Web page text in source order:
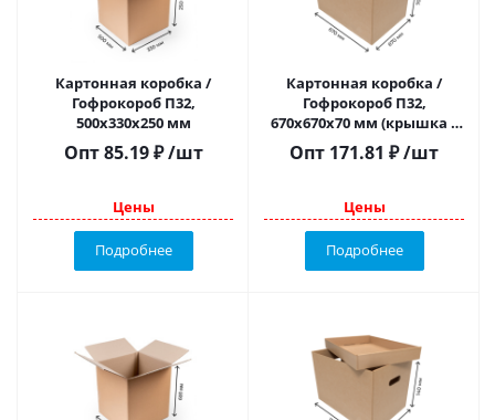
Картонная коробка /
Гофрокороб П32,
500х330х250 мм
Опт85.19 ₽ /шт
Цены
Подробнее
Картонная коробка /
Гофрокороб П32,
670х670х70 мм (крышка +
дно)
Опт 171.81 ₽/шт
Цены
Подробнее